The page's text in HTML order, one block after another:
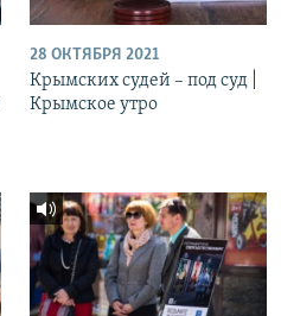
28 ОКТЯБРЯ 2021
Крымских судей – под суд |
Крымское утро